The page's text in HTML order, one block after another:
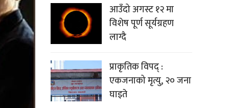
आउँदो अगस्ट १२ मा
विशेष पूर्ण सूर्यग्रहण
लाग्दै
प्राकृतिक विपद् :
एकजनाको मृत्यु, २० जना
घाइते